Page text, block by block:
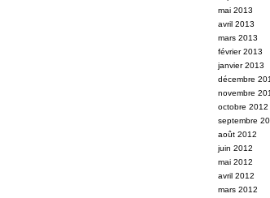
mai 2013
avril 2013
mars 2013
février 2013
janvier 2013
décembre
novembre
octobre 2012
septembre
août 2012
juin 2012
mai 2012
avril 2012
mars 2012